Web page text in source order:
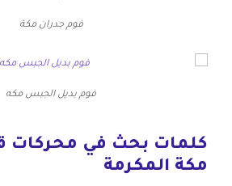
فوم جدران مكة
فوم بديل الجبس مكه
كلمات بحث في محركات
مكة المكرمة